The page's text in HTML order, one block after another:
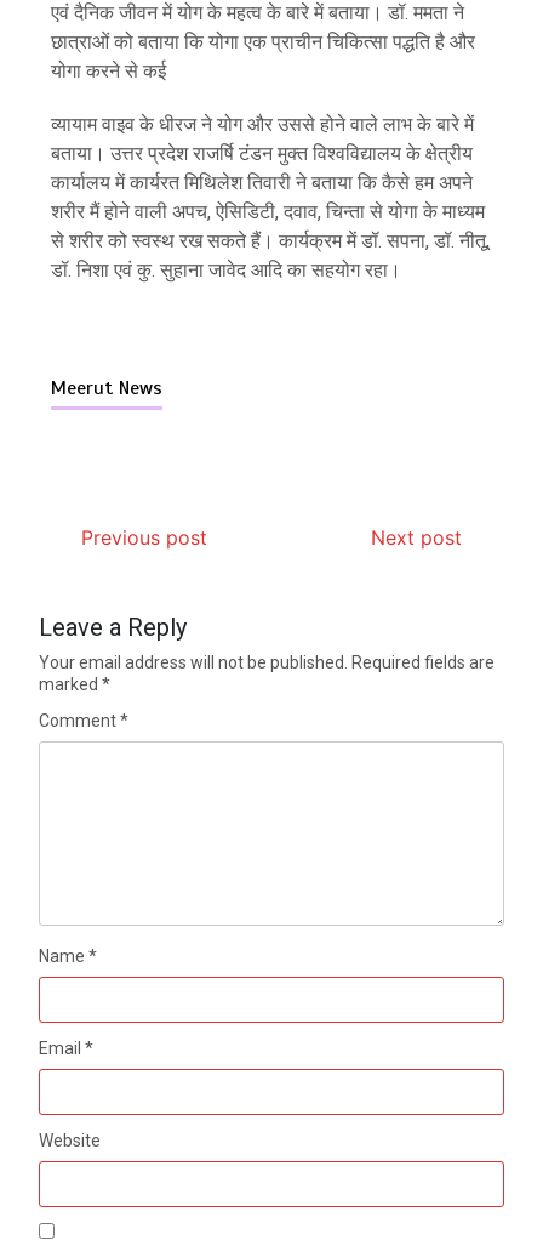
एवं दैनिक जीवन में योग के महत्व के बारे में बताया। डॉ. ममता ने
छात्राओं को बताया कि योगा एक प्राचीन चिकित्सा पद्धति है और
योगा करने से कई
व्यायाम वाइव के धीरज ने योग और उससे होने वाले लाभ के बारे में
बताया। उत्तर प्रदेश राजर्षि टंडन मुक्त विश्वविद्यालय के क्षेत्रीय
कार्यालय में कार्यरत मिथिलेश तिवारी ने बताया कि कैसे हम अपने
शरीर मैं होने वाली अपच, ऐसिडिटी, दवाव, चिन्ता से योगा के माध्यम
से शरीर को स्वस्थ रख सकते हैं। कार्यक्रम में डॉ. सपना, डॉ. नीतू,
डॉ. निशा एवं कु. सुहाना जावेद आदि का सहयोग रहा।
Meerut News
Previous post Next post
Leave a Reply
Your email address will not be published.
Required fields are
marked*
Comment*
Name*
Email*
Website